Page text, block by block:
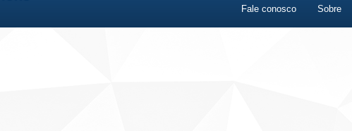
Fale conosco Sobre